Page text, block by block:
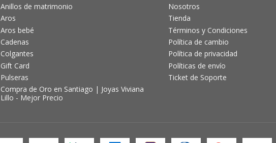
Anillos de matrimonio
Aros
Aros bebé
Cadenas
Colgantes
Gift Card
Pulseras
Compra de Oro en Santiago | Joyas Viviana
Lillo - Mejor Precio
Nosotros
Tienda
Términos y Condiciones
Política de cambio
Política de privacidad
Políticas de envío
Ticket de Soporte